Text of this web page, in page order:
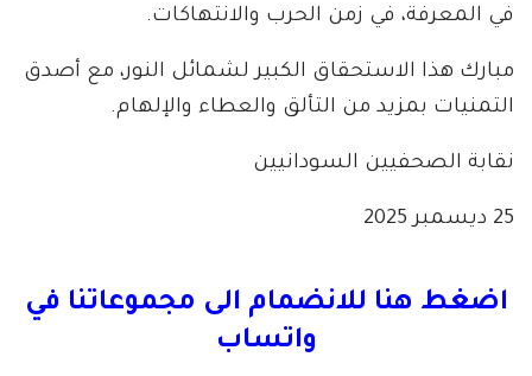
في المعرفة، في زمن الحرب والانتهاكات.
مبارك هذا الاستحقاق الكبير لشمائل النور، مع أصدق
التمنيات بمزيد من التألق والعطاء والإلهام.
نقابة الصحفيين السودانيين
25 ديسمبر 2025
اضغط هنا للانضمام الى مجموعاتنا في
واتساب